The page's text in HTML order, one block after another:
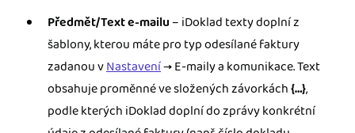
Předmět/Text e-mailu – iDoklad texty doplní z
šablony, kterou máte pro typ odesílané faktury
zadanou vNastavení→ E-maily a komunikace. Text
obsahuje proměnné ve složených závorkách{…},
podle kterých iDoklad doplní do zprávy konkrétní